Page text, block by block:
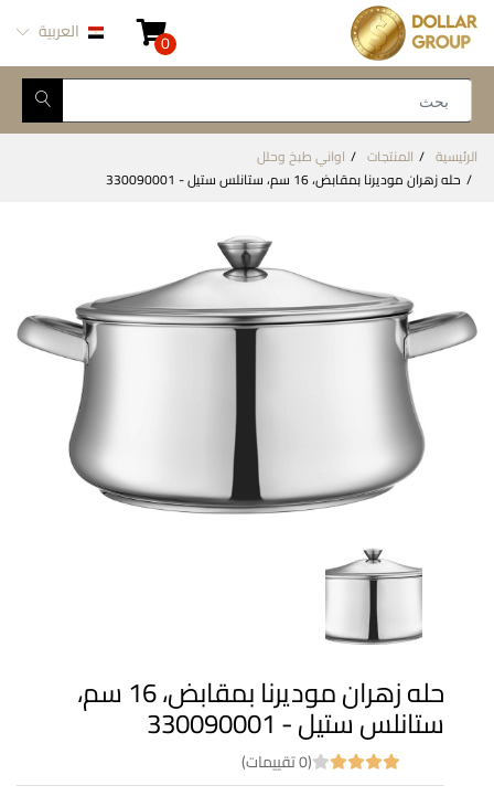
0 العربية
الرئيسية المنتجات
اواني طبخ وحلل
حله زهران موديرنا بمقابض، 16 سم، ستانلس ستيل - 330090001
حله زهران موديرنا بمقابض، 16 سم،
ستانلس ستيل - 330090001
(0 تقييمات)